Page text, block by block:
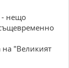
- нещо
на "Великият